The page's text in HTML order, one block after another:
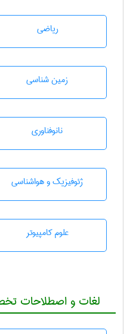
رياضی
زمين شناسی
نانوفناوری
ژئوفيزيك و هواشناسی
علوم کامپیوتر
لغات و اصطلاحات